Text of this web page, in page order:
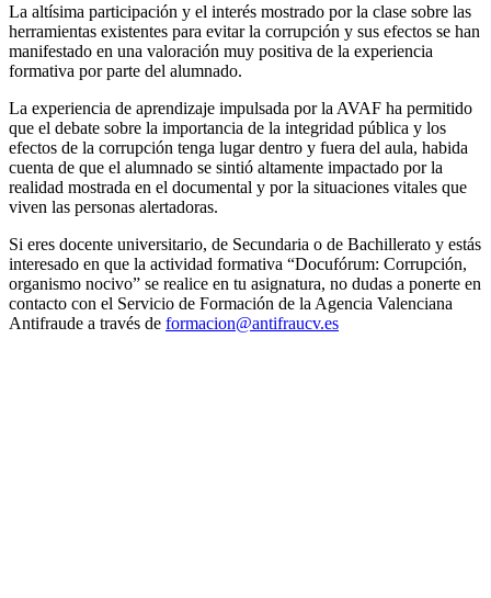
La altísima participación y el interés mostrado por la clase sobre las
herramientas existentes para evitar la corrupción y sus efectos se han
manifestado en una valoración muy positiva de la experiencia
formativa por parte del alumnado.
La experiencia de aprendizaje impulsada por la AVAF ha permitido
que el debate sobre la importancia de la integridad pública y los
efectos de la corrupción tenga lugar dentro y fuera del aula, habida
cuenta de que el alumnado se sintió altamente impactado por la
realidad mostrada en el documental y por la situaciones vitales que
viven las personas alertadoras.
Si eres docente universitario, de Secundaria o de Bachillerato y estás
interesado en que la actividad formativa “Docufórum: Corrupción,
organismo nocivo” se realice en tu asignatura, no dudas a ponerte en
contacto con el Servicio de Formación de la Agencia Valenciana
Antifraude a través de formacion@antifraucv.es